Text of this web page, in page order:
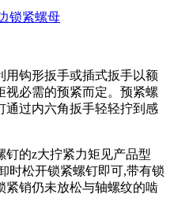
用钩形扳手或插式扳手以额
视必需的预紧而定。预紧螺
通过内六角扳手轻轻拧到感
钉的z大拧紧力矩见产品型
时松开锁紧螺钉即可,带有锁
紧销仍未放松与轴螺纹的啮